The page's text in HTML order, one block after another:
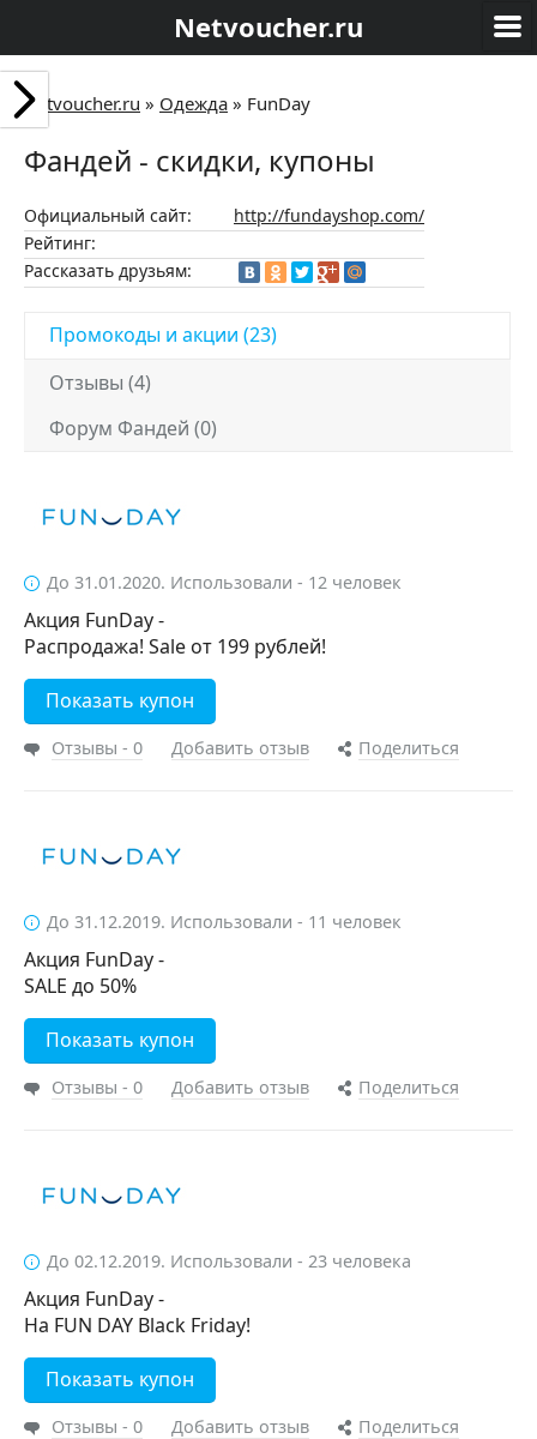
Netvoucher.ru
Netvoucher.ru » Одежда » FunDay
Фандей - скидки, купоны
Официальный сайт:
http://fundayshop.com/
Рейтинг:
Рассказать друзьям:
Промокоды и акции (23)
Отзывы (4)
Форум Фандей (0)
До 31.01.2020. Использовали - 12 человек
Акция FunDay -
Распродажа! Sale от 199 рублей!
Показать купон
Отзывы - 0 Добавить отзыв Поделиться
До 31.12.2019. Использовали - 11 человек
Акция FunDay -
SALE до 50%
Показать купон
Отзывы - 0 Добавить отзыв Поделиться
До 02.12.2019. Использовали - 23 человека
Акция FunDay -
На FUN DAY Black Friday!
Показать купон
Отзывы - 0 Добавить отзыв Поделиться